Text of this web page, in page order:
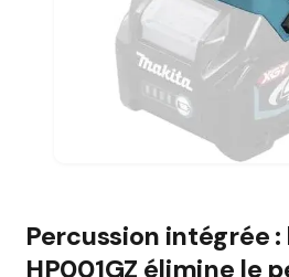
Percussion intégrée :
HP001GZ élimine le